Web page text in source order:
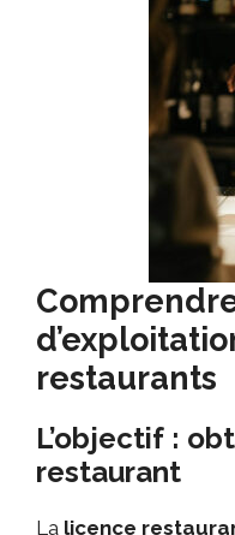
restaurants
L’objectif :
restaurant
La licence